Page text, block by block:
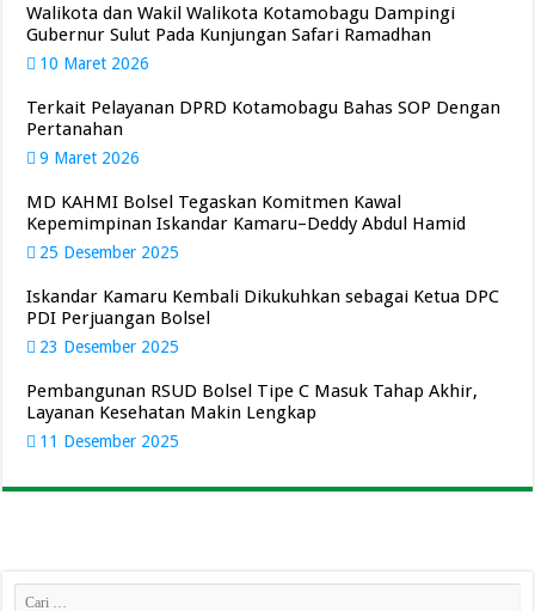
Walikota dan Wakil Walikota Kotamobagu Dampingi
Gubernur Sulut Pada Kunjungan Safari Ramadhan
10 Maret 2026
Terkait Pelayanan DPRD Kotamobagu Bahas SOP Dengan
Pertanahan
9 Maret 2026
MD KAHMI Bolsel Tegaskan Komitmen Kawal
Kepemimpinan Iskandar Kamaru–Deddy Abdul Hamid
25 Desember 2025
Iskandar Kamaru Kembali Dikukuhkan sebagai Ketua DPC
PDI Perjuangan Bolsel
23 Desember 2025
Pembangunan RSUD Bolsel Tipe C Masuk Tahap Akhir,
Layanan Kesehatan Makin Lengkap
11 Desember 2025